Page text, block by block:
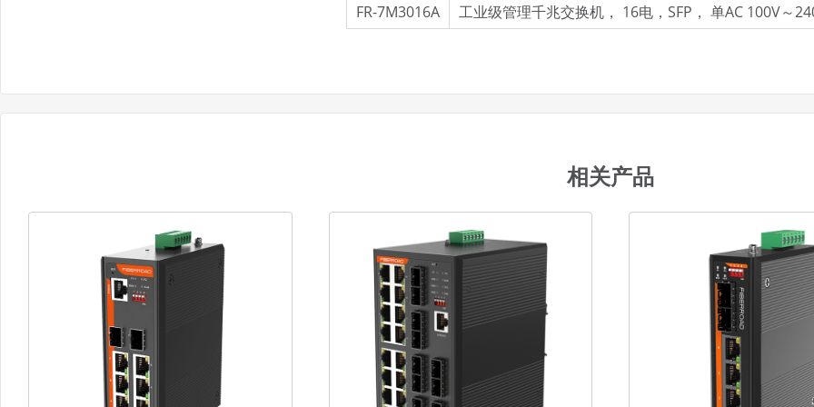
FR-7M3016A 工业级管理千兆交换机， 16电，SFP， 单AC 100V～
相关产品